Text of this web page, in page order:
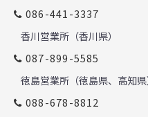
086-441-3337
香川営業所（香川県）
087-899-5585
徳島営業所（徳島県、高知県
088-678-8812